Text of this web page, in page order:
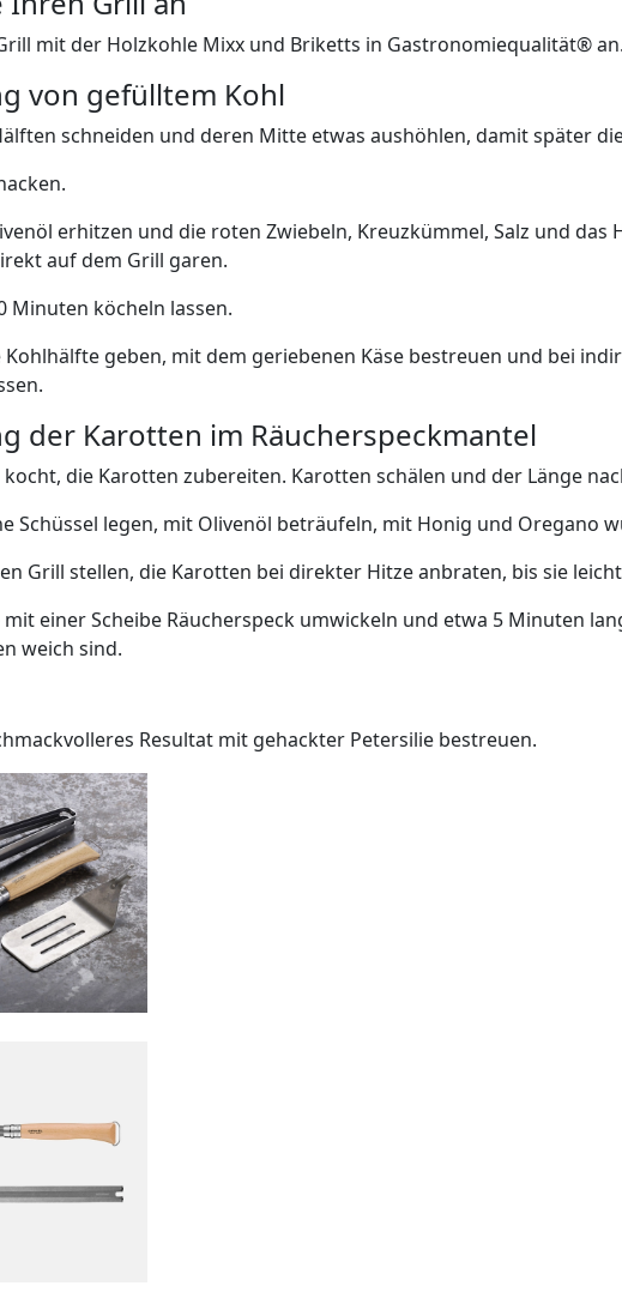
mit der Holzkohle Mixx und Briketts in Gastronomiequalität® an.
von gefülltem Kohl
schneiden und deren Mitte etwas aushöhlen, damit später
erhitzen und die roten Zwiebeln, Kreuzkümmel, Salz und
auf dem Grill garen.
Minuten köcheln lassen.
Kohlhälfte geben, mit dem geriebenen Käse bestreuen und bei
der Karotten im Räucherspeckmantel
die Karotten zubereiten. Karotten schälen und der Länge
Schüssel legen, mit Olivenöl beträufeln, mit Honig und Oregano
Grill stellen, die Karotten bei direkter Hitze anbraten, bis sie
einer Scheibe Räucherspeck umwickeln und etwa 5 Minuten
weich sind.
Resultat mit gehackter Petersilie bestreuen.